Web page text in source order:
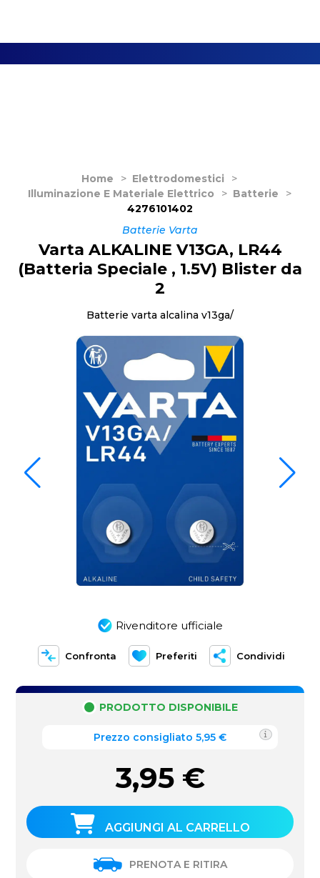
Home > Elettrodomestici
>
Illuminazione E Materiale Elettrico
> Batterie
>
4276101402
Batterie Varta
Rivenditore ufficiale
Confronta Preferiti Condividi
Varta ALKALINE V13GA, LR44
(Batteria Speciale , 1.5V) Blister da
2
Batterie varta alcalina v13ga/
PRODOTTO DISPONIBILE
Prezzo consigliato 5,95 €
3,95 €
AGGIUNGI AL CARRELLO
PRENOTA E RITIRA